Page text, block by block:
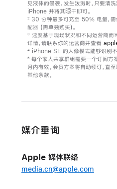
见液体的侵袭。发生泼溅时，只要清
iPhone 并将其晾干即可。
230 分钟最多可充至 50% 电量，
配器 (需单独购买)。
3
速度基于现场状况和不同运营商而
详情，请联系你的运营商并查看
4iPhone SE 的人像模式能够识别不
5每个家人共享群组需要一个订阅方
月内有效。会员方案将自动续订，直
其他条款。
媒介垂询
Apple 媒体联络
media.cn@apple.com